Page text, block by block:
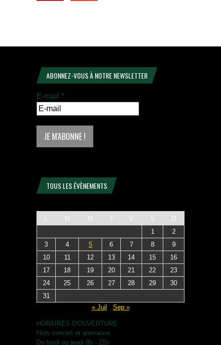
ABONNEZ-VOUS À NOTRE NEWSLETTER
E-mail *
TOUS LES ÉVÈNEMENTS
L M M J V S
D
1
2
3
4 5 6 7 8
9
10
11 12 13 14 15
16
17
18 19 20 21 22
23
24
25 26 27 28 29
30
31
« Juil
Sep »
HORAIRES D'OUVERTURE
Hors concert et animation
Du lundi au jeudi 8h - 21h